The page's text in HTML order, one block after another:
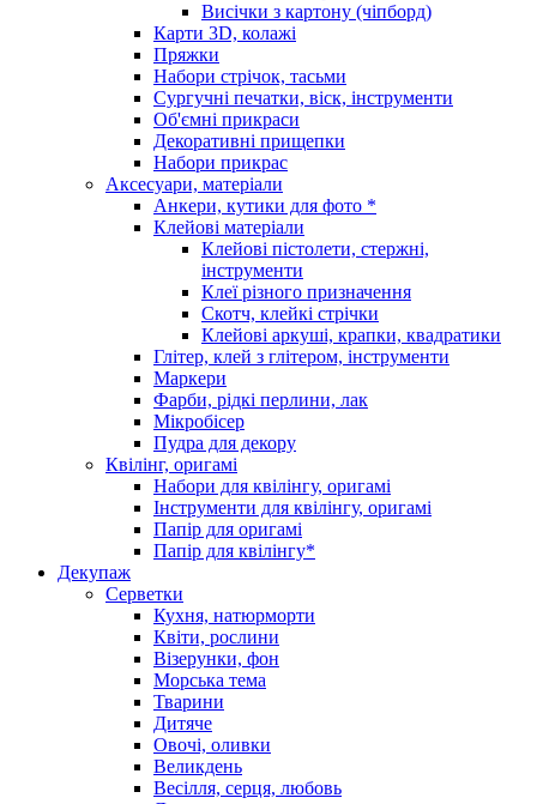
Висічки з картону (чіпборд)
Карти 3D, колажі
Пряжки
Набори стрічок, тасьми
Сургучні печатки, віск, інструменти
Об'ємні прикраси
Декоративні прищепки
Набори прикрас
Аксесуари, матеріали
Анкери, кутики для фото *
Клейові матеріали
Клейові пістолети, стержні,
інструменти
Клеї різного призначення
Скотч, клейкі стрічки
Клейові аркуші, крапки, квадратики
Глітер, клей з глітером, інструменти
Маркери
Фарби, рідкі перлини, лак
Мікробісер
Пудра для декору
Квілінг, оригамі
Набори для квілінгу, оригамі
Інструменти для квілінгу, оригамі
Папір для оригамі
Папір для квілінгу*
Декупаж
Серветки
Кухня, натюрморти
Квіти, рослини
Візерунки, фон
Морська тема
Тварини
Дитяче
Овочі, оливки
Великдень
Весілля, серця, любовь